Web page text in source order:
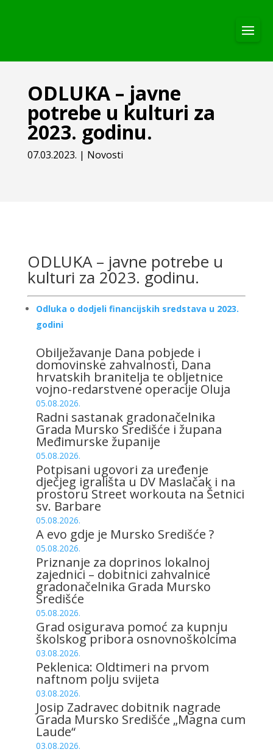
ODLUKA – javne
potrebe u kulturi za
2023. godinu.
07.03.2023. | Novosti
ODLUKA – javne potrebe u
kulturi za 2023. godinu.
Odluka o dodjeli financijskih sredstava u 2023.
godini
Obilježavanje Dana pobjede i
domovinske zahvalnosti, Dana
hrvatskih branitelja te obljetnice
vojno-redarstvene operacije Oluja
05.08.2026.
Radni sastanak gradonačelnika
Grada Mursko Središće i župana
Međimurske županije
05.08.2026.
Potpisani ugovori za uređenje
dječjeg igrališta u DV Maslačak i na
prostoru Street workouta na Šetnici
sv. Barbare
05.08.2026.
A evo gdje je Mursko Središće ?
05.08.2026.
Priznanje za doprinos lokalnoj
zajednici – dobitnici zahvalnice
gradonačelnika Grada Mursko
Središće
05.08.2026.
Grad osigurava pomoć za kupnju
školskog pribora osnovnoškolcima
03.08.2026.
Peklenica: Oldtimeri na prvom
naftnom polju svijeta
03.08.2026.
Josip Zadravec dobitnik nagrade
Grada Mursko Središće „Magna cum
Laude“
03.08.2026.